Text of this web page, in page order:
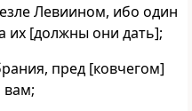
Левиином, ибо один
их [должны они дать];
пред [ковчегом]
вам;